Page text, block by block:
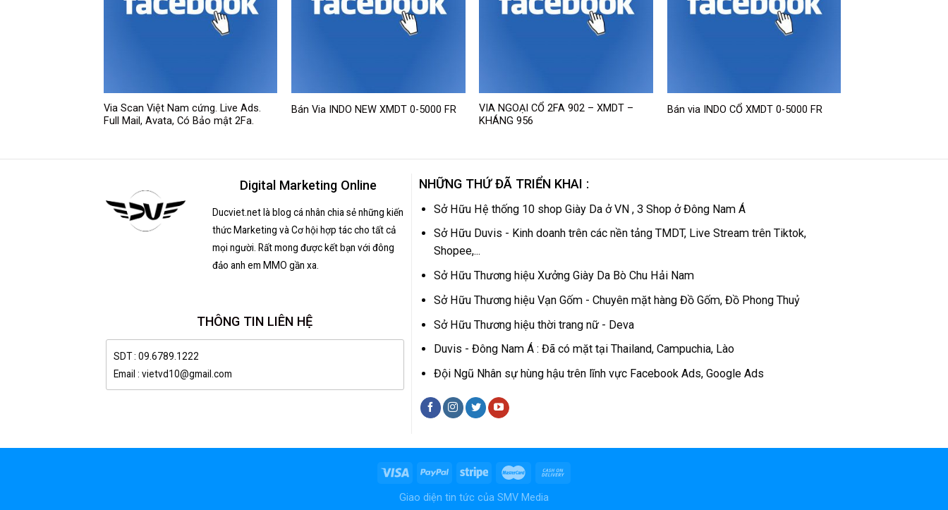
Via Scan Việt Nam cứng. Live Ads.
Full Mail, Avata, Có Bảo mật 2Fa.
Bán Via INDO NEW XMDT 0-5000 FR
VIA NGOẠI CỔ 2FA 902 – XMDT –
KHÁNG 956
Bán via INDO CỔ XMDT 0-5000 FR
Digital Marketing Online
Ducviet.net là blog cá nhân chia sẻ những kiến
thức Marketing và Cơ hội hợp tác cho tất cả
mọi người. Rất mong được kết bạn với đông
đảo anh em MMO gần xa.
THÔNG TIN LIÊN HỆ
SDT : 09.6789.1222
Email : vietvd10@gmail.com
NHỮNG THỨ ĐÃ TRIỂN KHAI :
Sở Hữu Hệ thống 10 shop Giày Da ở VN , 3 Shop ở Đông Nam Á
Sở Hữu Duvis - Kinh doanh trên các nền tảng TMDT, Live Stream trên Tiktok,
Shopee,...
Sở Hữu Thương hiệu Xưởng Giày Da Bò Chu Hải Nam
Sở Hữu Thương hiệu Vạn Gốm - Chuyên mặt hàng Đồ Gốm, Đồ Phong Thuỷ
Sở Hữu Thương hiệu thời trang nữ - Deva
Duvis - Đông Nam Á : Đã có mặt tại Thailand, Campuchia, Lào
Đội Ngũ Nhân sự hùng hậu trên lĩnh vực Facebook Ads, Google Ads
Giao diện tin tức của SMV Media